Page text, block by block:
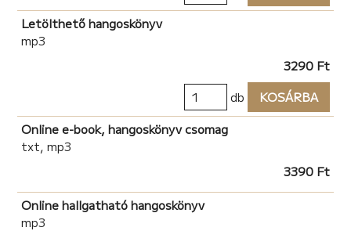
Letölthető hangoskönyv
mp3
3290 Ft
db
KOSÁRBA
Online e-book, hangoskönyv csomag
txt, mp3
3390 Ft
Online hallgatható hangoskönyv
mp3